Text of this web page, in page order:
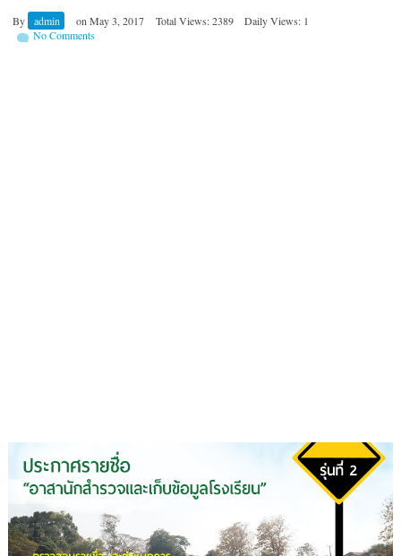
By admin on May 3, 2017 Total Views: 2389
Daily Views: 1
No Comments